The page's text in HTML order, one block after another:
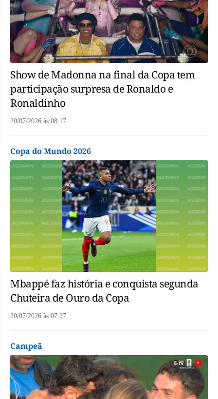
Show de Madonna na final da Copa tem
participação surpresa de Ronaldo e
Ronaldinho
20/07/2026 às 08:17
Copa do Mundo 2026
Mbappé faz história e conquista segunda
Chuteira de Ouro da Copa
20/07/2026 às 07:27
Campeã